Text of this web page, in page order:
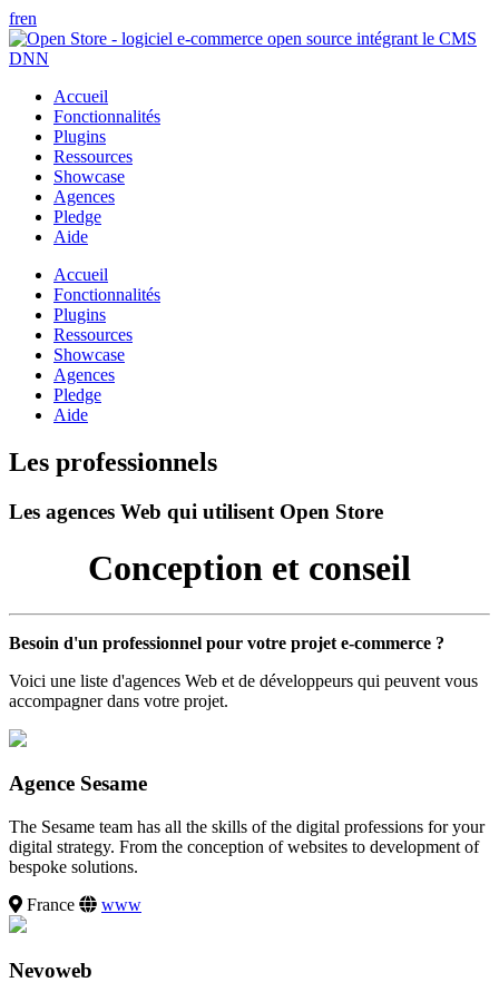
fren
Accueil
Fonctionnalités
Plugins
Ressources
Showcase
Agences
Pledge
Aide
Accueil
Fonctionnalités
Plugins
Ressources
Showcase
Agences
Pledge
Aide
Les professionnels
Les agences Web qui utilisent Open Store
Conception et conseil
Besoin d'un professionnel pour votre projet e-commerce ?
Voici une liste d'agences Web et de développeurs qui peuvent vous
accompagner dans votre projet.
Agence Sesame
The Sesame team has all the skills of the digital professions for your
digital strategy. From the conception of websites to development of
bespoke solutions.
France
www
Nevoweb